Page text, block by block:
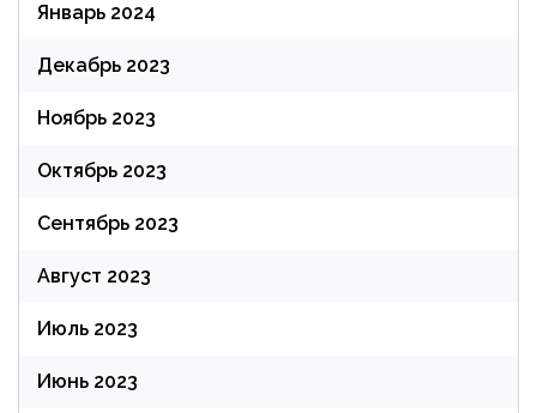
Январь 2024
Декабрь 2023
Ноябрь 2023
Октябрь 2023
Сентябрь 2023
Август 2023
Июль 2023
Июнь 2023